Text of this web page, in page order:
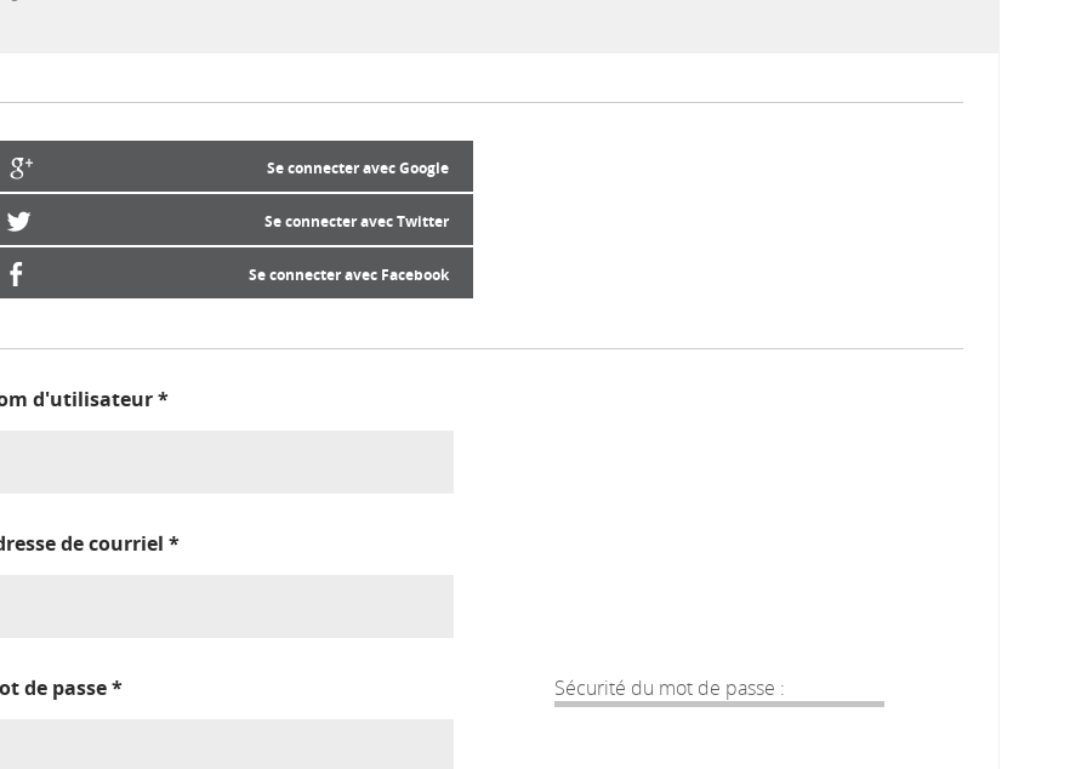
Se connecter avec Google
Se connecter avec Twitter
Se connecter avec Facebook
d'utilisateur*
de courriel *
Sécurité du mot de passe :
de passe*